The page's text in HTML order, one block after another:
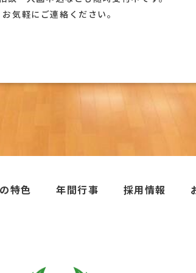
お気軽にご連絡ください。
特色 年間行事 採用情報